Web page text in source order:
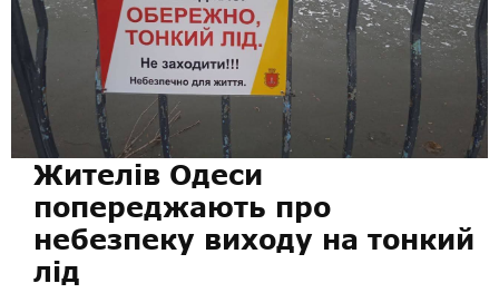
Жителів Одеси
попереджають про
небезпеку виходу на тонкий
лід